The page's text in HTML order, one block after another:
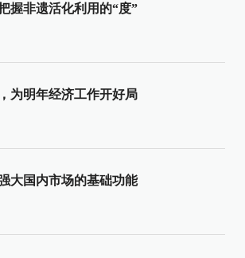
握非遗活化利用的“度”
为明年经济工作开好局
大国内市场的基础功能